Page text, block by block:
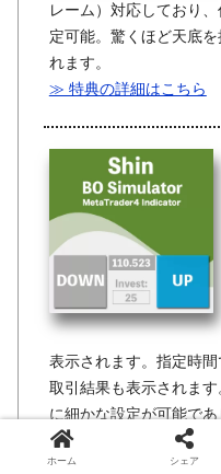
レーム）対応しており
定可能。驚くほど天底
れます。
≫ 特典の詳細はこちら
表示されます。指定時間
取引結果も表示されま
に細かな設定が可能で
ルです。
≫ 特典の詳細はこちら
ホーム シェア